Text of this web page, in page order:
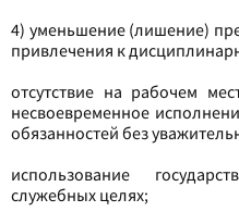
4) уменьшение (лишение)
привлечения к
отсутствие на рабочем
несвоевременное
обязанностей без
использование
служебных целях;